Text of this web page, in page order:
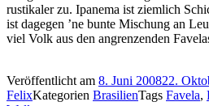
rustikaler zu. Ipanema ist ziemlich
ist dagegen ’ne bunte Mischung an
viel Volk aus den angrenzenden
Veröffentlicht am 8. Juni 200822.
FelixKategorien BrasilienTags Favela,